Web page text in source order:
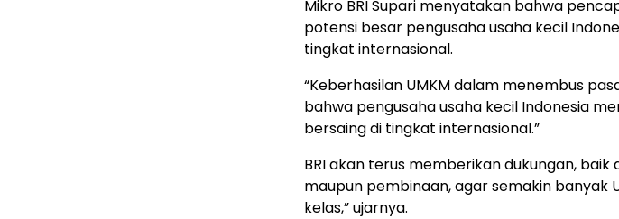
Mikro BRI Supari menyatakan bahwa
potensi besar pengusaha usaha kecil
tingkat internasional.
“Keberhasilan UMKM dalam menembus
bahwa pengusaha usaha kecil Indonesia
bersaing di tingkat internasional.”
BRI akan terus memberikan dukungan,
maupun pembinaan, agar semakin banyak
kelas,” ujarnya.